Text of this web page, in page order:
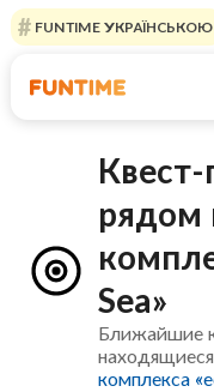
FUNTIME УКРАЇНСЬКОЮ
рядом
Sea»
Ближайшие
комплекса